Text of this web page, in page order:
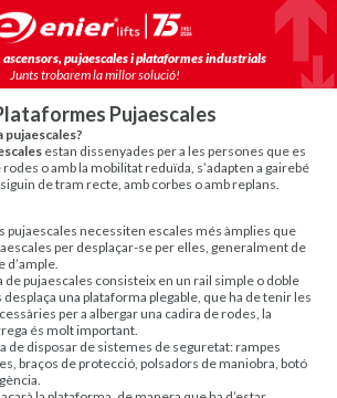
pujaescales i plataformes industrials
Junts trobarem la millor solució!
Pujaescales
pujaescales?
estan dissenyades per a les persones que es
o amb la mobilitat reduïda, s’adapten a gairebé
de tram recte, amb corbes o amb replans.
pujaescales necessiten escales més àmplies que
per desplaçar-se per elles, generalment de
d’ample.
pujaescales consisteix en un rail simple o doble
desplaça una plataforma plegable, que ha de tenir les
per a albergar una cadira de rodes, la
és molt important.
de disposar de sistemes de seguretat: rampes
braços de protecció, polsadors de maniobra, botó